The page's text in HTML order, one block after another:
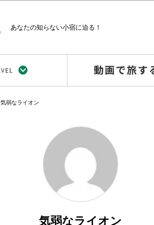
あなたの知らない小宿に迫る！
気弱なライオン
気弱なライオン